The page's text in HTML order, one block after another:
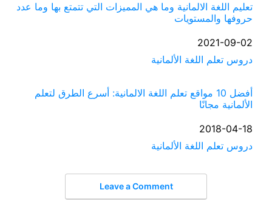
تعليم اللغة الالمانية وما هي المميزات التي تتمتع بها وما عدد
حروفها والمستويات
التاريخ
2021-09-02
في ما يتعلق بما يأتي
دروس تعلم اللغة الألمانية
أفضل 10 مواقع تعلم اللغة الالمانية: أسرع الطرق لتعلم
الألمانية مجانًا
التاريخ
2018-04-18
في ما يتعلق بما يأتي
دروس تعلم اللغة الألمانية
Leave a Comment